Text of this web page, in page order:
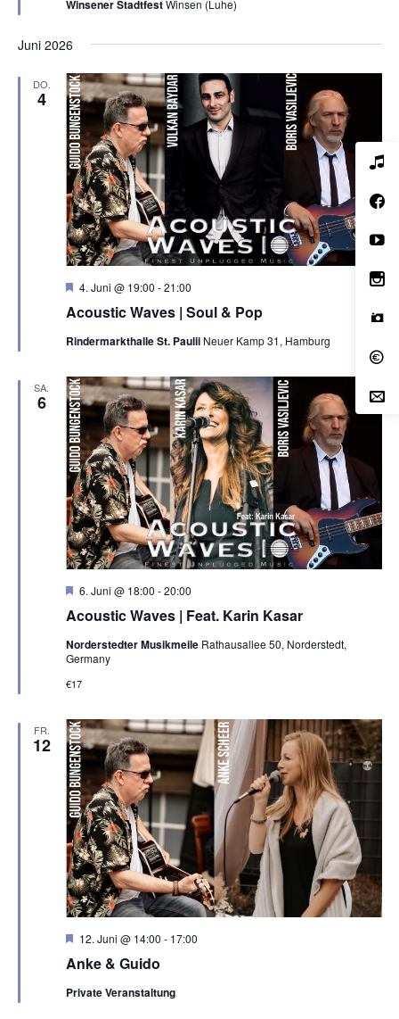
o
o
b
e
n
Winsener StadtfestWinsen (Luhe)
Juni 2026
DO.
4
Acoustic Waves | Soul & Pop
H
r
o
e
h
o
b
e
n
4. Juni @ 19:00 -21:00
Rindermarkthalle St. Paulii Neuer Kamp 31, Hamburg
SA.
6
Acoustic Waves | Feat. Karin Kasar
H
r
o
r
e
o
b
e
n
6. Juni @ 18:00 -20:00
Norderstedter Musikmeile Rathausallee 50, Norderstedt,
Germany
€17
FR.
12
Anke & Guido
H
r
o
12. Juni @ 14:00 - 17:00
Private Veranstaltung